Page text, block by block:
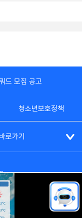
드 모집 공고
청소년보호정책
로가기
62787
3100
RESERVED.